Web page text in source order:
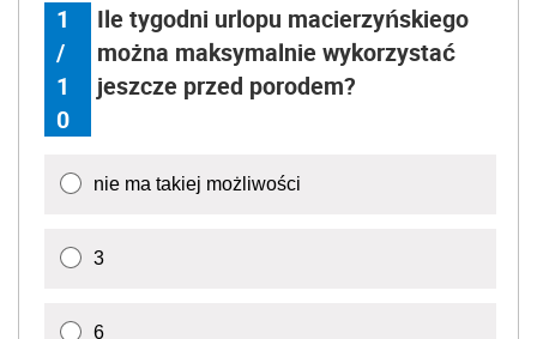
1
/
1
0
Ile tygodni urlopu macierzyńskiego
można maksymalnie wykorzystać
jeszcze przed porodem?
nie ma takiej możliwości
3
6